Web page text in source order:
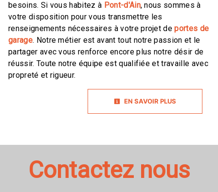
besoins. Si vous habitez à Pont-d'Ain, nous sommes à
votre disposition pour vous transmettre les
renseignements nécessaires à votre projet deportes de
garage. Notre métier est avant tout notre passion et le
partager avec vous renforce encore plus notre désir de
réussir. Toute notre équipe est qualifiée et travaille avec
propreté et rigueur.
EN SAVOIR PLUS
Contactez nous